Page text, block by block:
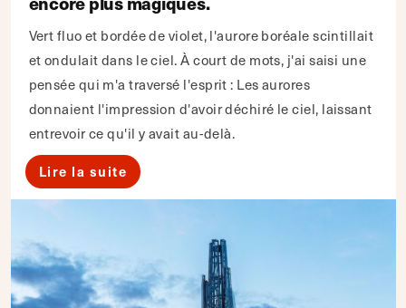
Vert fluo et bordée de violet, l'aurore boréale scintillait
et ondulait dans le ciel. À court de mots, j'ai saisi une
pensée qui m'a traversé l'esprit : Les aurores
donnaient l'impression d'avoir déchiré le ciel, laissant
entrevoir ce qu'il y avait au-delà.
Lire la suite